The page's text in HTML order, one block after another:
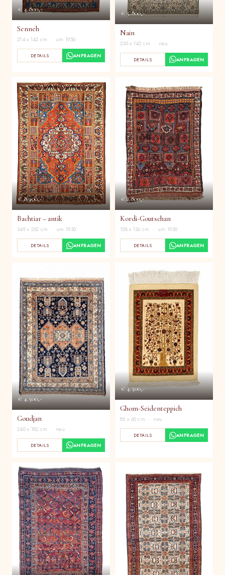
€ 4.800,-
Senneh
214 x 142 cm · um 1950
DETAILS ANFRAGEN
€ 5.800,-
Nain
230 x 142 cm · neu
DETAILS ANFRAGEN
€ 8.900,-
Bachtiar – antik
349 x 252 cm · um 1930
DETAILS ANFRAGEN
€ 2.800,-
Kordi-Goutschan
158 x 136 cm · um 1950
DETAILS ANFRAGEN
€ 4.500,-
Goudjan
240 x 182 cm · neu
DETAILS ANFRAGEN
€ 4.500,-
Ghom-Seidenteppich
85 x 60 cm · neu
DETAILS ANFRAGEN